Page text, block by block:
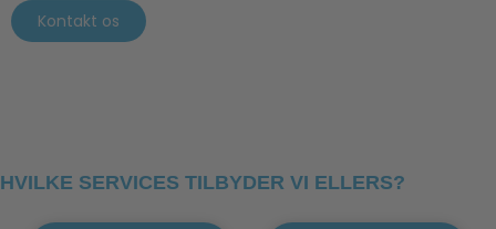
Kontakt os
HVILKE SERVICES TILBYDER VI ELLERS?